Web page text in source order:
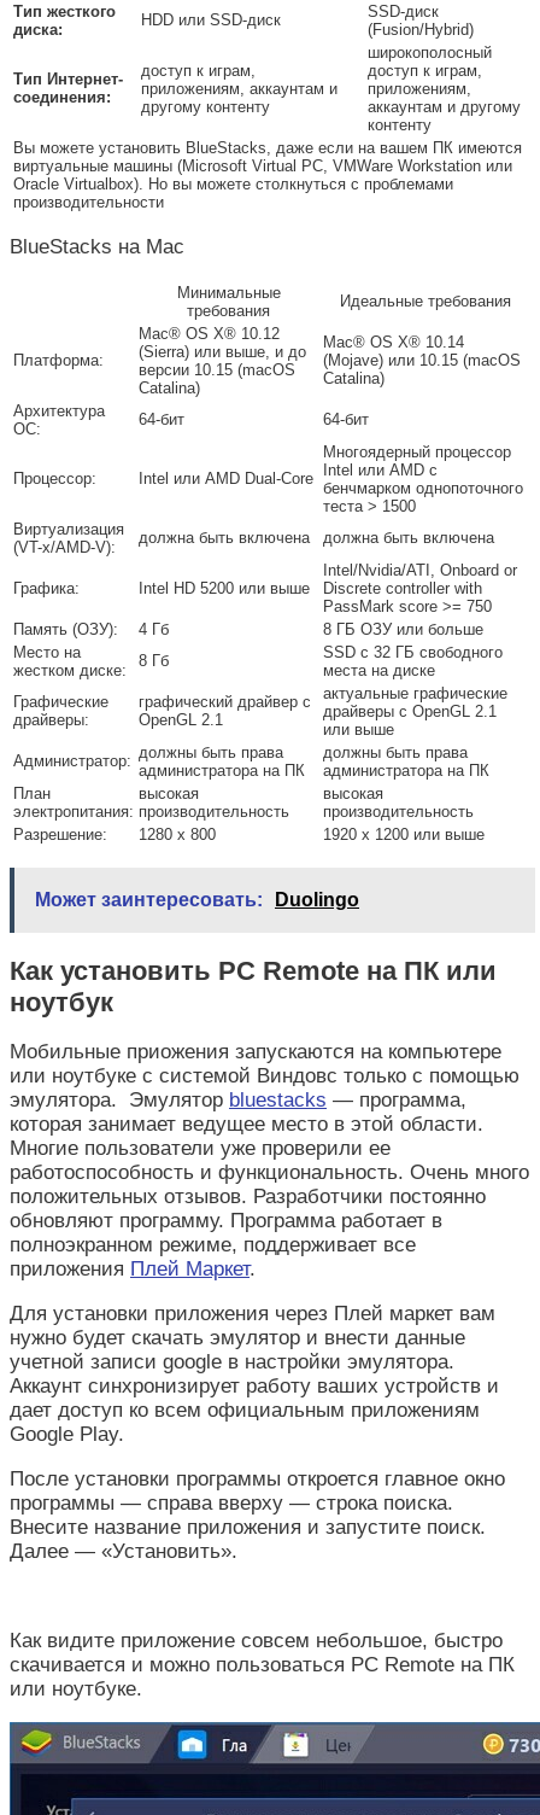
Тип жесткого
диска:
HDD или SSD-диск
SSD-диск
(Fusion/Hybrid)
Тип Интернет-
соединения:
доступ к играм,
приложениям, аккаунтам и
другому контенту
широкополосный
доступ к играм,
приложениям,
аккаунтам и другому
контенту
Вы можете установить BlueStacks, даже если на вашем ПК имеются
виртуальные машины (Microsoft Virtual PC, VMWare Workstation или
Oracle Virtualbox). Но вы можете столкнуться с проблемами
производительности
BlueStacks на Mac
Минимальные
требования
Идеальные требования
Платформа:
Mac® OS X® 10.12
(Sierra) или выше, и до
версии 10.15 (macOS
Catalina)
Mac® OS X® 10.14
(Mojave) или 10.15 (macOS
Catalina)
Архитектура
ОС:
64-бит 64-бит
Процессор: Intel или AMD Dual-Core
Многоядерный процессор
Intel или AMD с
бенчмарком однопоточного
теста > 1500
Виртуализация
(VT-x/AMD-V):
должна быть включена должна быть включена
Графика: Intel HD 5200 или выше
Intel/Nvidia/ATI, Onboard or
Discrete controller with
PassMark score >= 750
Память (ОЗУ):
4 Гб
8 ГБ ОЗУ или больше
Место на
жестком диске:
8 Гб
SSD с 32 ГБ свободного
места на диске
Графические
драйверы:
графический драйвер с
OpenGL 2.1
актуальные графические
драйверы с OpenGL 2.1
или выше
Администратор: должны быть права
администратора на ПК
должны быть права
администратора на ПК
План
электропитания:
высокая
производительность
высокая
производительность
Разрешение:
1280 x 800 1920 x 1200 или выше
Может заинтересовать: Duolingo
Как установить PC Remote на ПК или
ноутбук
Мобильные приожения запускаются на компьютере
или ноутбуке с системой Виндовс только с помощью
эмулятора. Эмулятор bluestacks — программа,
которая занимает ведущее место в этой области.
Многие пользователи уже проверили ее
работоспособность и функциональность. Очень много
положительных отзывов. Разработчики постоянно
обновляют программу. Программа работает в
полноэкранном режиме, поддерживает все
приложения Плей Маркет.
Для установки приложения через Плей маркет вам
нужно будет скачать эмулятор и внести данные
учетной записи google в настройки эмулятора.
Аккаунт синхронизирует работу ваших устройств и
дает доступ ко всем официальным приложениям
Google Play.
После установки программы откроется главное окно
программы — справа вверху — строка поиска.
Внесите название приложения и запустите поиск.
Далее — «Установить».
Как видите приложение совсем небольшое, быстро
скачивается и можно пользоваться PC Remote на ПК
или ноутбуке.